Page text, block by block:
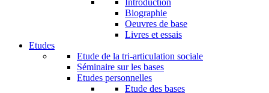
Introduction
Biographie
Oeuvres de base
Livres et essais
Etudes
Etude de la tri-articulation sociale
Séminaire sur les bases
Etudes personnelles
Etude des bases